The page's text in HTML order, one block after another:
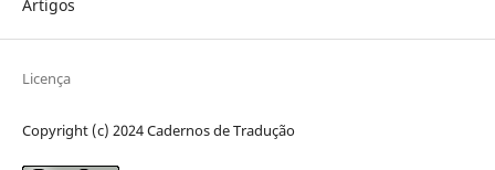
Artigos
Licença
Copyright (c) 2024 Cadernos de Tradução